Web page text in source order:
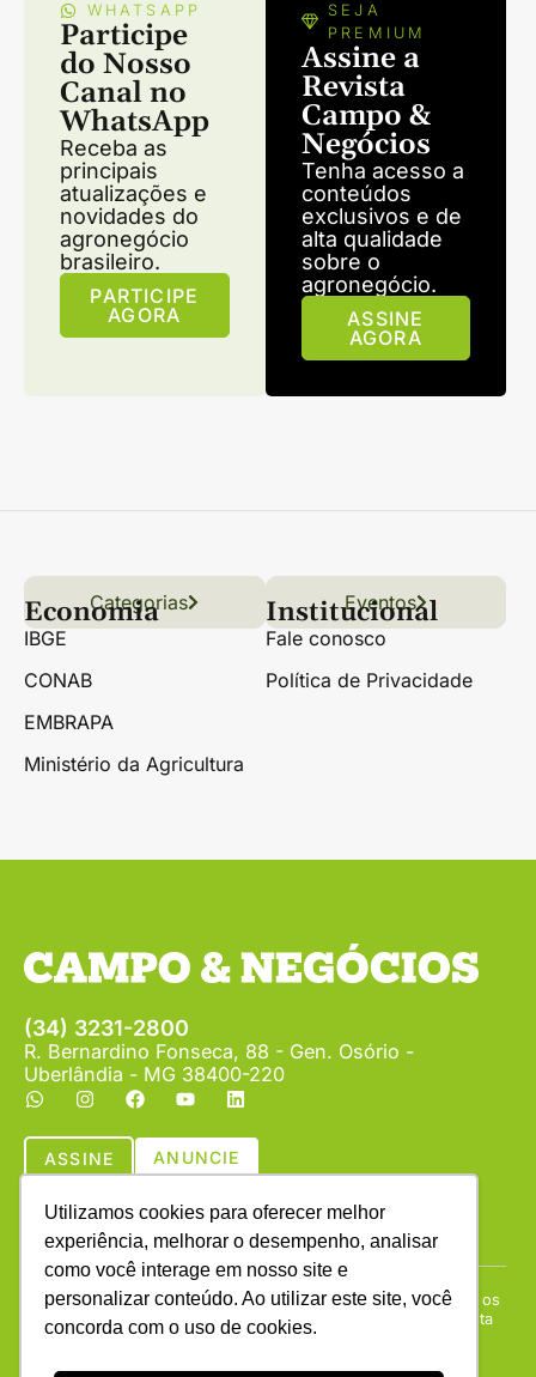
Utilizamos cookies para oferecer melhor
experiência, melhorar o desempenho, analisar
como você interage em nosso site e
personalizar conteúdo. Ao utilizar este site, você
concorda com o uso de cookies.
WHATSAPP
Participe
do Nosso
Canal no
WhatsApp
Receba as
principais
atualizações e
novidades do
agronegócio
brasileiro.
PARTICIPE
AGORA
SEJA
PREMIUM
Assine a
Revista
Campo &
Negócios
Tenha acesso a
conteúdos
exclusivos e de
alta qualidade
sobre o
agronegócio.
ASSINE
AGORA
Links úteis
Conteúdo Grãos
Florestas Hortifrúti
Categorias Eventos
Economia
IBGE
CONAB
EMBRAPA
Ministério da Agricultura
Institucional
Fale conosco
Política de Privacidade
(34) 3231-2800
R. Bernardino Fonseca, 88 - Gen. Osório -
Uberlândia - MG 38400-220
ASSINE ANUNCIE
Copyright © (1990 - 2026) Revista Campo & Negócios. Todos os
direitos reservados. É proibida a reprodução do conteúdo desta
página em qualquer meio de comunicação, eletrônico ou